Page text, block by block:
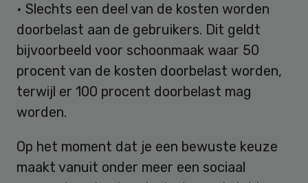
• Slechts een deel van de kosten worden
doorbelast aan de gebruikers. Dit geldt
bijvoorbeeld voor schoonmaak waar 50
procent van de kosten doorbelast worden,
terwijl er 100 procent doorbelast mag
worden.
Op het moment dat je een bewuste keuze
maakt vanuit onder meer een sociaal